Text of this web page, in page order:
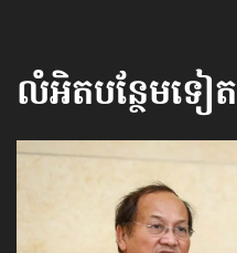
លំអិតបន្ថែមទៀត